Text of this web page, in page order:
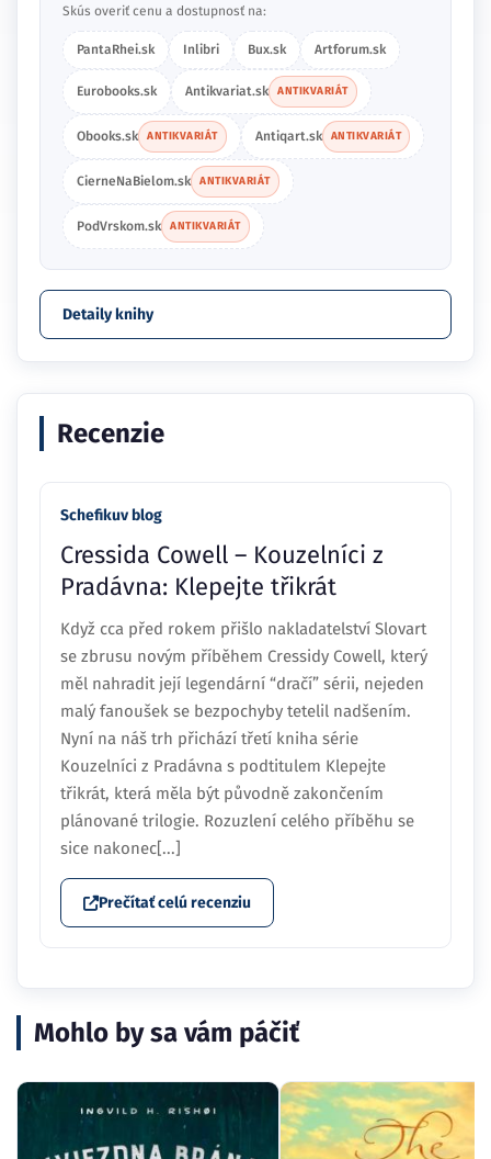
Skús overiť cenu a dostupnosť na:
PantaRhei.sk Inlibri Bux.sk Artforum.sk
Eurobooks.sk Antikvariat.sk ANTIKVARIÁT
Obooks.sk ANTIKVARIÁT Antiqart.sk ANTIKVARIÁT
CierneNaBielom.sk ANTIKVARIÁT
PodVrskom.sk ANTIKVARIÁT
Detaily knihy
Recenzie
Schefikuv blog
Cressida Cowell – Kouzelníci z
Pradávna: Klepejte třikrát
Když cca před rokem přišlo nakladatelství Slovart
se zbrusu novým příběhem Cressidy Cowell, který
měl nahradit její legendární “dračí” sérii, nejeden
malý fanoušek se bezpochyby tetelil nadšením.
Nyní na náš trh přichází třetí kniha série
Kouzelníci z Pradávna s podtitulem Klepejte
třikrát, která měla být původně zakončením
plánované trilogie. Rozuzlení celého příběhu se
sice nakonec[...]
Prečítať celú recenziu
Mohlo by sa vám páčiť